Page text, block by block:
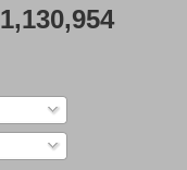
1,130,954